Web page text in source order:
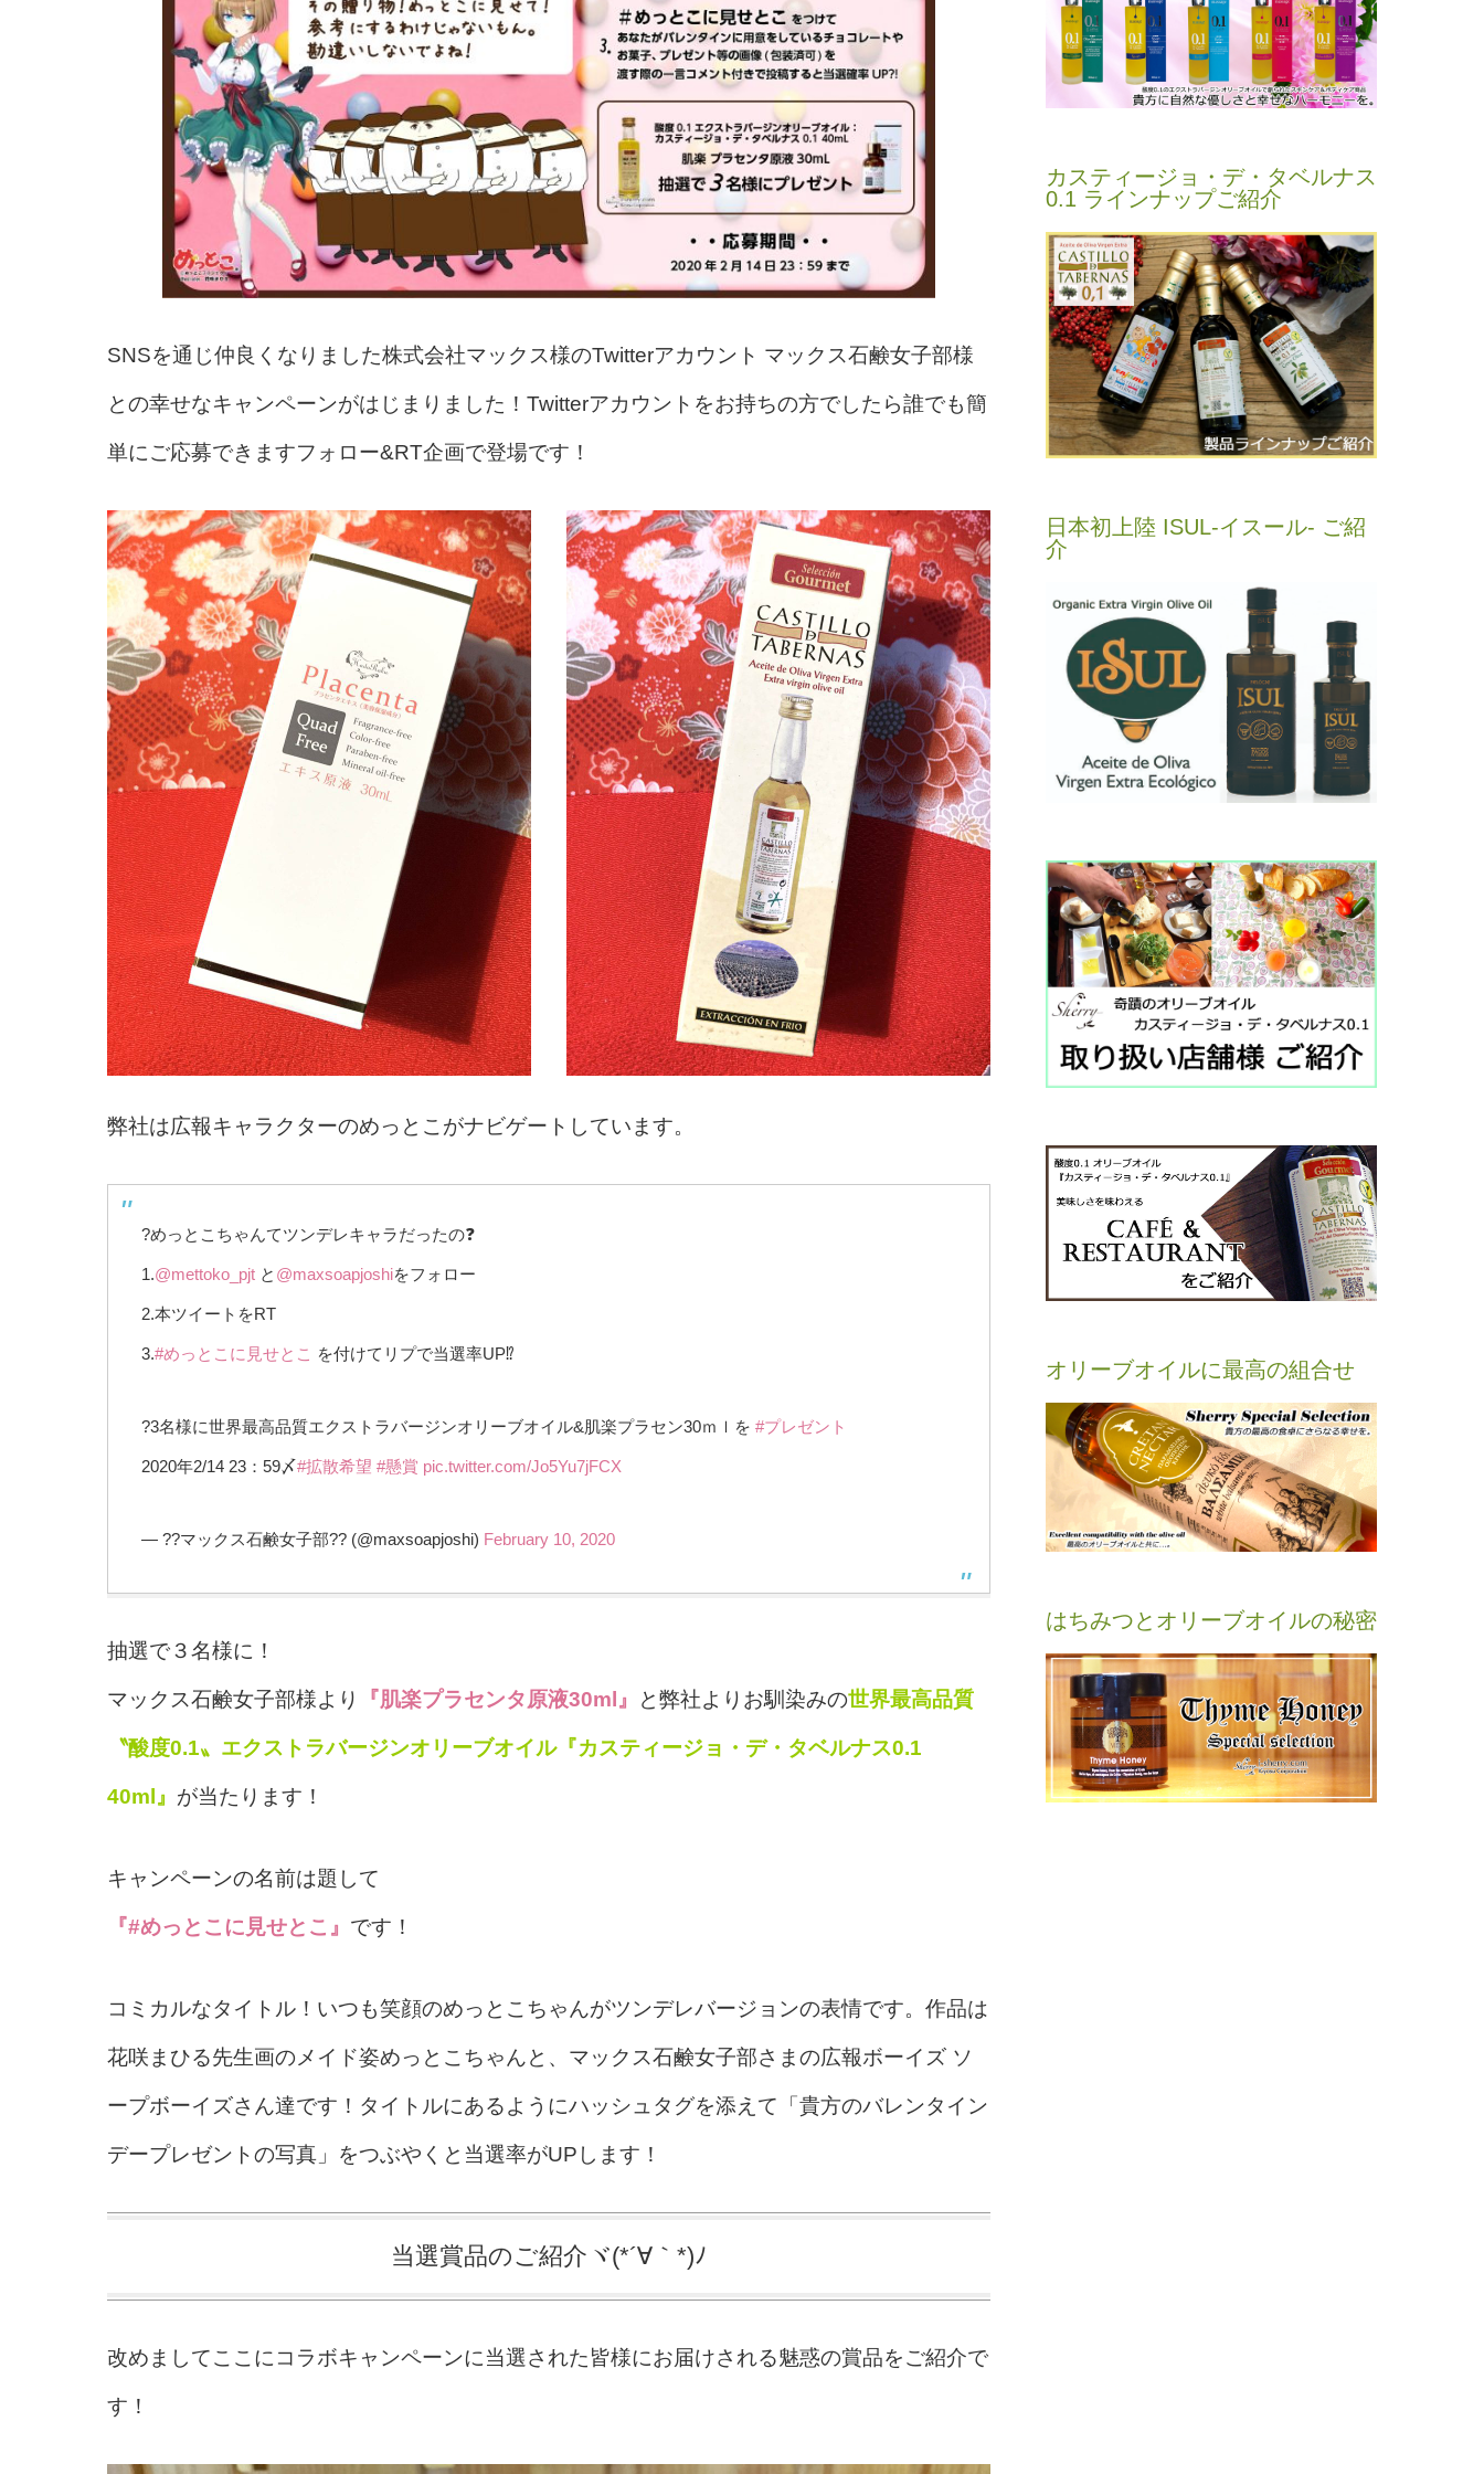
SNSを通じ仲良くなりました株式会社マックス様のTwitterアカウント マックス石鹸女子部様
との幸せなキャンペーンがはじまりました！Twitterアカウントをお持ちの方でしたら誰でも簡
単にご応募できますフォロー&RT企画で登場です！
弊社は広報キャラクターのめっとこがナビゲートしています。
?めっとこちゃんてツンデレキャラだったの❓
1.@mettoko_pjt と @maxsoapjoshiをフォロー
2.本ツイートをRT
3.#めっとこに見せとこ を付けてリプで当選率UP⁉️
?3名様に世界最高品質エクストラバージンオリーブオイル&肌楽プラセン30ｍｌを #プレゼント
2020年2/14 23：59〆#拡散希望 #懸賞 pic.twitter.com/Jo5Yu7jFCX
— ??マックス石鹸女子部?? (@maxsoapjoshi) February 10, 2020
抽選で３名様に！
マックス石鹸女子部様より 『肌楽プラセンタ原液30ml』 と弊社よりお馴染みの世界最高品質
〝酸度0.1〟エクストラバージンオリーブオイル『カスティージョ・デ・タベルナス0.1
40ml』 が当たります！
キャンペーンの名前は題して
『#めっとこに見せとこ』 です！
コミカルなタイトル！いつも笑顔のめっとこちゃんがツンデレバージョンの表情です。作品は
花咲まひる先生画のメイド姿めっとこちゃんと、マックス石鹸女子部さまの広報ボーイズ ソ
ープボーイズさん達です！タイトルにあるようにハッシュタグを添えて「貴方のバレンタイン
デープレゼントの写真」をつぶやくと当選率がUPします！
当選賞品のご紹介ヾ(*´∀｀*)ﾉ
改めましてここにコラボキャンペーンに当選された皆様にお届けされる魅惑の賞品をご紹介で
す！
カスティージョ・デ・タベルナス
0.1 ラインナップご紹介
日本初上陸 ISUL-イスール- ご紹
介
オリーブオイルに最高の組合せ
はちみつとオリーブオイルの秘密